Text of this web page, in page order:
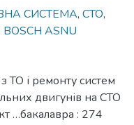
СИСТЕМА, СТО,
BOSCH ASNU
ТО і ремонту систем
двигунів на СТО
…бакалавра : 274